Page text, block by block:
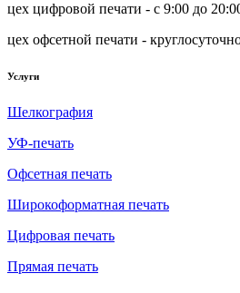
цех цифровой печати - с 9:00 до
цех офсетной печати -
Услуги
Шелкография
УФ-печать
Офсетная печать
Широкоформатная печать
Цифровая печать
Прямая печать